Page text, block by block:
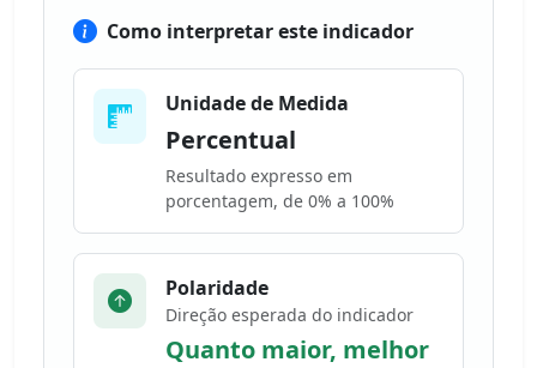
Como interpretar este indicador
Unidade de Medida
Percentual
Resultado expresso em
porcentagem, de 0% a 100%
Polaridade
Direção esperada do indicador
Quanto maior, melhor